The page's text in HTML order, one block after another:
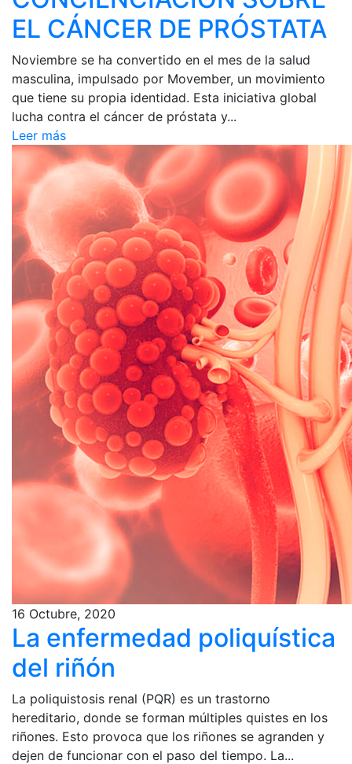
EL CÁNCER DE PRÓSTATA
Noviembre se ha convertido en el mes de la salud
masculina, impulsado por Movember, un movimiento
que tiene su propia identidad. Esta iniciativa global
lucha contra el cáncer de próstata y...
Leer más
16 Octubre, 2020
La enfermedad poliquística
del riñón
La poliquistosis renal (PQR) es un trastorno
hereditario, donde se forman múltiples quistes en los
riñones. Esto provoca que los riñones se agranden y
dejen de funcionar con el paso del tiempo. La...